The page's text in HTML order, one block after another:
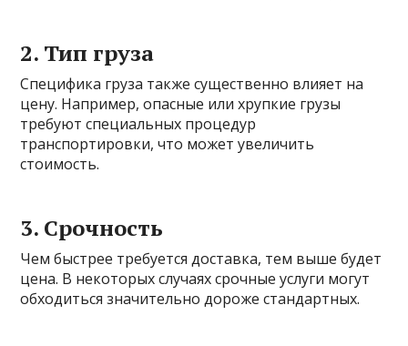
2. Тип груза
Специфика груза также существенно влияет на
цену. Например, опасные или хрупкие грузы
требуют специальных процедур
транспортировки, что может увеличить
стоимость.
3. Срочность
Чем быстрее требуется доставка, тем выше будет
цена. В некоторых случаях срочные услуги могут
обходиться значительно дороже стандартных.